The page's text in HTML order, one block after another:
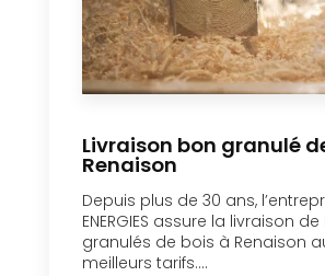
Livraison bon granulé
Renaison
Depuis plus de 30 ans,
ENERGIES assure la livraison
granulés de bois à Renaison
meilleurs tarifs....